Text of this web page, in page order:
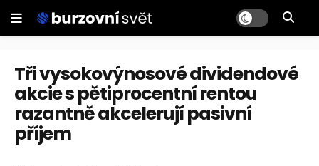
Tři vysokovýnosové dividendové
akcie s pětiprocentní rentou
razantně akcelerují pasivní
příjem